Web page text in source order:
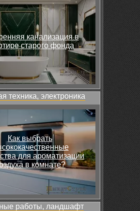
канализация в
старого фонда
техника, электроника
Как выбрать
для ароматизации
в комнате?
работы, ландшафт